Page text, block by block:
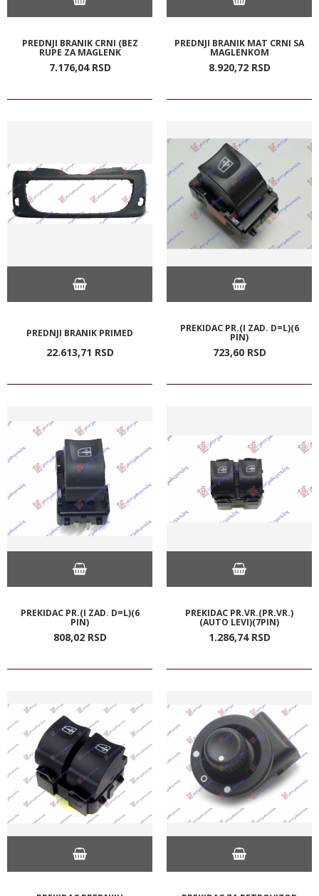
PREDNJI BRANIK CRNI (BEZ
RUPE ZA MAGLENK
7.176,04 RSD
PREDNJI BRANIK MAT CRNI SA
MAGLENKOM
8.920,72 RSD
PREDNJI BRANIK PRIMED
22.613,71 RSD
PREKIDAC PR.(I ZAD. D=L)(6
PIN)
723,60 RSD
PREKIDAC PR.(I ZAD. D=L)(6
PIN)
808,02 RSD
PREKIDAC PR.VR.(PR.VR.)
(AUTO LEVI)(7PIN)
1.286,74 RSD